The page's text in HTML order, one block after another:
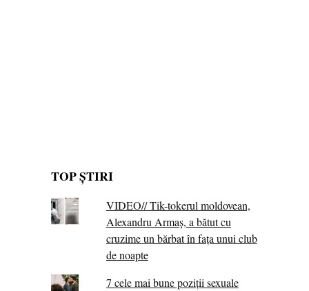
TOP ȘTIRI
VIDEO// Tik-tokerul moldovean,
Alexandru Armaș, a bătut cu
cruzime un bărbat în fața unui club
de noapte
7 cele mai bune poziții sexuale